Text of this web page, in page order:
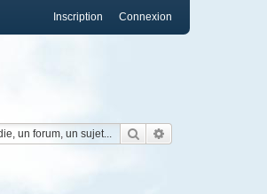
Connexion
Inscription
Rechercher